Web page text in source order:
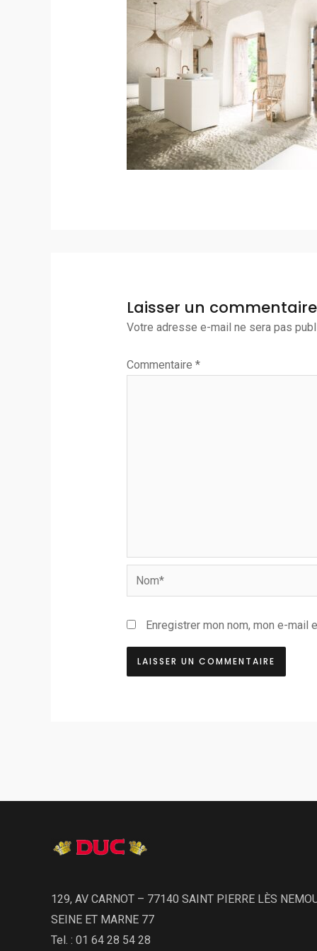
Laisser un commentaire
Votre adresse e-mail ne sera pas
Commentaire *
Nom*
Enregistrer mon nom, mon e-mail
129, AV CARNOT – 77140 SAINT PIERRE LÈS
SEINE ET MARNE 77
Tel. : 01 64 28 54 28